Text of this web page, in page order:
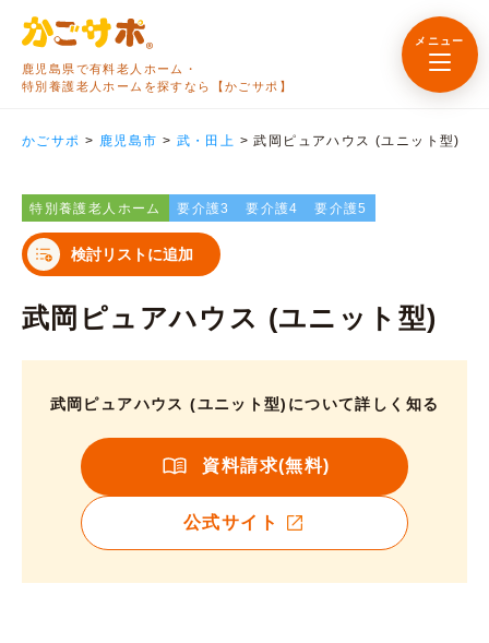
鹿児島県で有料老人ホーム・
特別養護老人ホームを探すなら【かごサポ】
メニュー
かごサポ > 鹿児島市 > 武・田上 >武岡ピュアハウス (ユニット型)
特別養護老人ホーム 要介護3 要介護4 要介護5
検討リストに追加
武岡ピュアハウス (ユニット型)
武岡ピュアハウス (ユニット型)について詳しく知る
資料請求(無料)
公式サイト